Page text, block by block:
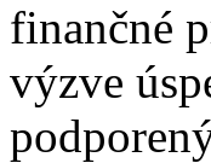
finančné
výzve